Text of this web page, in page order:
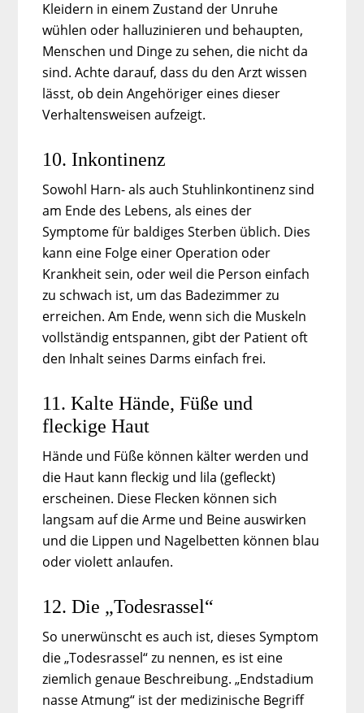
Kleidern in einem Zustand der Unruhe
wühlen oder halluzinieren und behaupten,
Menschen und Dinge zu sehen, die nicht da
sind. Achte darauf, dass du den Arzt wissen
lässt, ob dein Angehöriger eines dieser
Verhaltensweisen aufzeigt.
10. Inkontinenz
Sowohl Harn- als auch Stuhlinkontinenz sind
am Ende des Lebens, als eines der
Symptome für baldiges Sterben üblich. Dies
kann eine Folge einer Operation oder
Krankheit sein, oder weil die Person einfach
zu schwach ist, um das Badezimmer zu
erreichen. Am Ende, wenn sich die Muskeln
vollständig entspannen, gibt der Patient oft
den Inhalt seines Darms einfach frei.
11. Kalte Hände, Füße und
fleckige Haut
Hände und Füße können kälter werden und
die Haut kann fleckig und lila (gefleckt)
erscheinen. Diese Flecken können sich
langsam auf die Arme und Beine auswirken
und die Lippen und Nagelbetten können blau
oder violett anlaufen.
12. Die „Todesrassel“
So unerwünscht es auch ist, dieses Symptom
die „Todesrassel“ zu nennen, es ist eine
ziemlich genaue Beschreibung. „Endstadium
nasse Atmung“ ist der medizinische Begriff